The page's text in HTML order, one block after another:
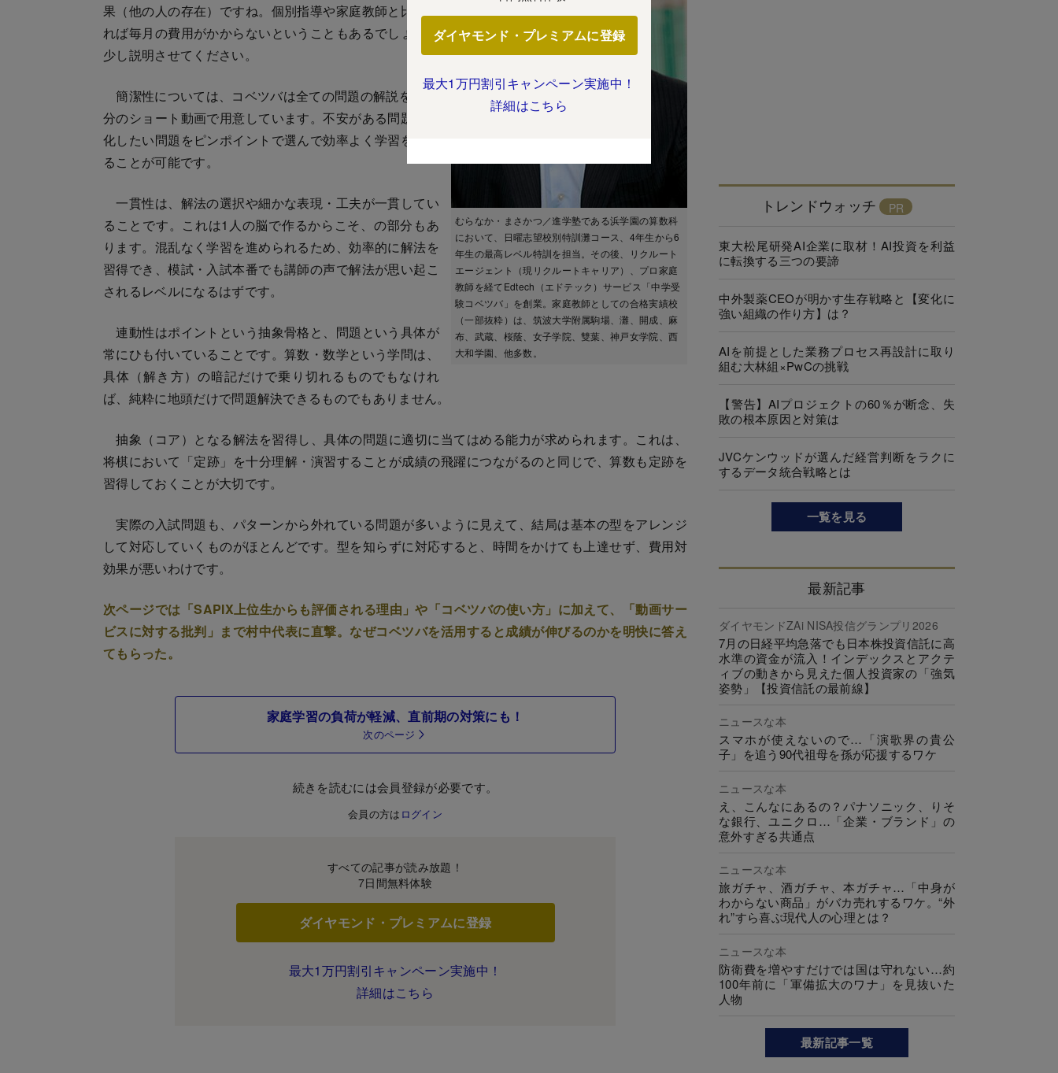
むらなか・まさかつ／進学塾である浜学園の算数科
において、日曜志望校別特訓灘コース、4年生から6
年生の最高レベル特訓を担当。その後、リクルート
エージェント（現リクルートキャリア）、プロ家庭
教師を経てEdtech（エドテック）サービス「中学受
験コベツバ」を創業。家庭教師としての合格実績校
（一部抜粋）は、筑波大学附属駒場、灘、開成、麻
布、武蔵、桜蔭、女子学院、雙葉、神戸女学院、西
大和学園、他多数。
果（他の人の存在）ですね。個別指導や家庭教師と比較す
れば毎月の費用がかからないということもあるでしょう。
少し説明させてください。
簡潔性については、コベツバは全ての問題の解説を1～5
分のショート動画で用意しています。不安がある問題や強
化したい問題をピンポイントで選んで効率よく学習を進め
ることが可能です。
一貫性は、解法の選択や細かな表現・工夫が一貫してい
ることです。これは1人の脳で作るからこそ、の部分もあ
ります。混乱なく学習を進められるため、効率的に解法を
習得でき、模試・入試本番でも講師の声で解法が思い起こ
されるレベルになるはずです。
連動性はポイントという抽象骨格と、問題という具体が
常にひも付いていることです。算数・数学という学問は、
具体（解き方）の暗記だけで乗り切れるものでもなけれ
ば、純粋に地頭だけで問題解決できるものでもありません。
抽象（コア）となる解法を習得し、具体の問題に適切に当てはめる能力が求められます。これは、
将棋において「定跡」を十分理解・演習することが成績の飛躍につながるのと同じで、算数も定跡を
習得しておくことが大切です。
実際の入試問題も、パターンから外れている問題が多いように見えて、結局は基本の型をアレンジ
して対応していくものがほとんどです。型を知らずに対応すると、時間をかけても上達せず、費用対
効果が悪いわけです。
次ページでは「SAPIX上位生からも評価される理由」や「コベツバの使い方」に加えて、「動画サー
ビスに対する批判」まで村中代表に直撃。なぜコベツバを活用すると成績が伸びるのかを明快に答え
てもらった。
家庭学習の負荷が軽減、直前期の対策にも！
次のページ
続きを読むには会員登録が必要です。
会員の方は ログイン
すべての記事が読み放題！
7日間無料体験
ダイヤモンド・プレミアムに登録
最大1万円割引キャンペーン実施中！
詳細はこちら
ダイヤモンド・プレミアムに登録
最大1万円割引キャンペーン実施中！
詳細はこちら
トレンドウォッチ
東大松尾研発AI企業に取材！AI投資を利益
に転換する三つの要諦
中外製薬CEOが明かす生存戦略と【変化に
強い組織の作り方】は？
AIを前提とした業務プロセス再設計に取り
組む大林組×PwCの挑戦
【警告】AIプロジェクトの60％が断念、失
敗の根本原因と対策は
JVCケンウッドが選んだ経営判断をラクに
するデータ統合戦略とは
一覧を見る
最新記事
ダイヤモンドZAi NISA投信グランプリ2026
7月の日経平均急落でも日本株投資信託に高
水準の資金が流入！インデックスとアクテ
ィブの動きから見えた個人投資家の「強気
姿勢」【投資信託の最前線】
ニュースな本
スマホが使えないので…「演歌界の貴公
子」を追う90代祖母を孫が応援するワケ
ニュースな本
え、こんなにあるの？パナソニック、りそ
な銀行、ユニクロ…「企業・ブランド」の
意外すぎる共通点
ニュースな本
旅ガチャ、酒ガチャ、本ガチャ…「中身が
わからない商品」がバカ売れするワケ。“外
れ”すら喜ぶ現代人の心理とは？
ニュースな本
防衛費を増やすだけでは国は守れない…約
100年前に「軍備拡大のワナ」を見抜いた
人物
最新記事一覧